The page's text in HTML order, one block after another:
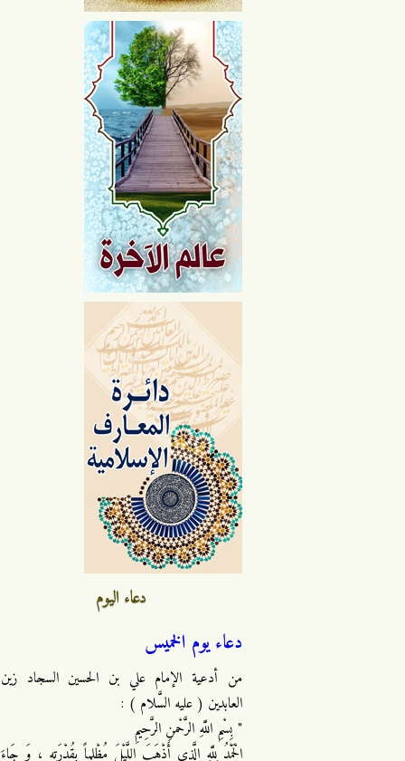
دعاء اليوم
دعاء يوم الخميس
من أدعية الإمام علي بن الحسين السجاد زين
العابدين ( عليه السَّلام ) :
" بِسْمِ اللَّهِ الرَّحْمنِ الرَّحِيمِ
الْحَمْدُ لِلَّهِ الَّذِي أَذْهَبَ اللَّيْلَ مُظْلِماً بِقُدْرَتِهِ ، وَ جَاءَ